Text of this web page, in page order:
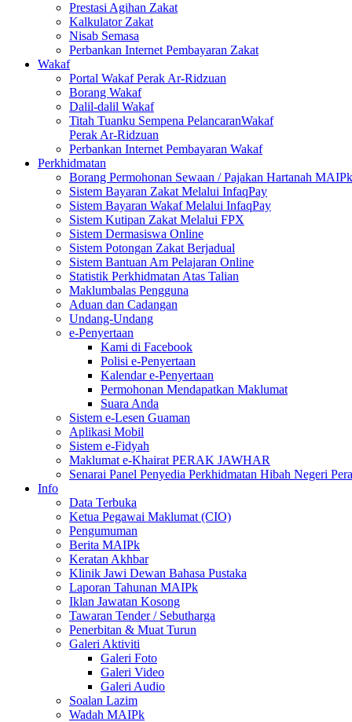
Prestasi Agihan Zakat
Kalkulator Zakat
Nisab Semasa
Perbankan Internet Pembayaran Zakat
Wakaf
Portal Wakaf Perak Ar-Ridzuan
Borang Wakaf
Dalil-dalil Wakaf
Titah Tuanku Sempena PelancaranWakaf
Perak Ar-Ridzuan
Perbankan Internet Pembayaran Wakaf
Perkhidmatan
Borang Permohonan Sewaan / Pajakan Hartanah MAIPk
Sistem Bayaran Zakat Melalui InfaqPay
Sistem Bayaran Wakaf Melalui InfaqPay
Sistem Kutipan Zakat Melalui FPX
Sistem Dermasiswa Online
Sistem Potongan Zakat Berjadual
Sistem Bantuan Am Pelajaran Online
Statistik Perkhidmatan Atas Talian
Maklumbalas Pengguna
Aduan dan Cadangan
Undang-Undang
e-Penyertaan
Kami di Facebook
Polisi e-Penyertaan
Kalendar e-Penyertaan
Permohonan Mendapatkan Maklumat
Suara Anda
Sistem e-Lesen Guaman
Aplikasi Mobil
Sistem e-Fidyah
Maklumat e-Khairat PERAK JAWHAR
Senarai Panel Penyedia Perkhidmatan Hibah Negeri
Info
Data Terbuka
Ketua Pegawai Maklumat (CIO)
Pengumuman
Berita MAIPk
Keratan Akhbar
Klinik Jawi Dewan Bahasa Pustaka
Laporan Tahunan MAIPk
Iklan Jawatan Kosong
Tawaran Tender / Sebutharga
Penerbitan & Muat Turun
Galeri Aktiviti
Galeri Foto
Galeri Video
Galeri Audio
Soalan Lazim
Wadah MAIPk